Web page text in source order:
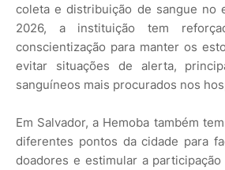
coleta e distribuição de sangue no
2026, a instituição tem
conscientização para manter os
evitar situações de alerta,
sanguíneos mais procurados nos
Em Salvador, a Hemoba também
diferentes pontos da cidade para
doadores e estimular a participação